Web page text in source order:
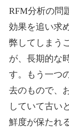
RFM分析の問
効果を追い求
弊してしまう
が、長期的な
す。もう一つ
去のもので、
していて古い
鮮度が保たれ